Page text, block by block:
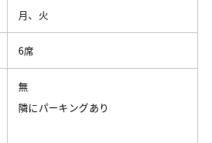
月、火
6席
無
隣にパーキングあり